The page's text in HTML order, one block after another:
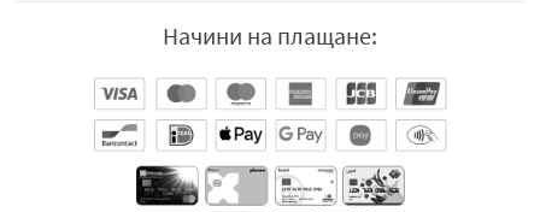
Начини на плащане: